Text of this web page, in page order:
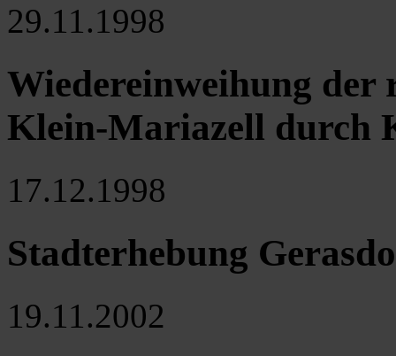
29.11.1998
Wiedereinweihung der
Klein-Mariazell durch
17.12.1998
Stadterhebung
19.11.2002